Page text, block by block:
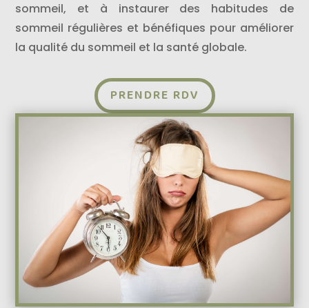
sommeil, et à instaurer des habitudes de
sommeil régulières et bénéfiques pour améliorer
la qualité du sommeil et la santé globale.
PRENDRE RDV